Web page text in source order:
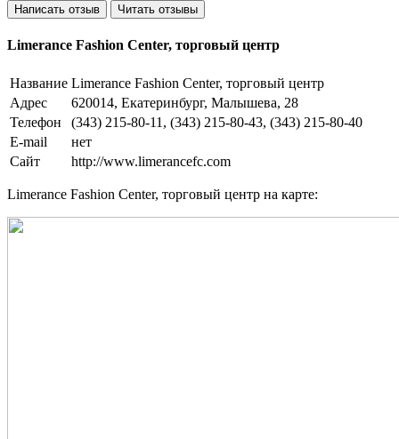
Написать отзыв Читать отзывы
Limerance Fashion Center, торговый центр
Название Limerance Fashion Center, торговый центр
Адрес
620014, Екатеринбург, Малышева, 28
Телефон
(343) 215-80-11, (343) 215-80-43, (343) 215-80-40
E-mail
нет
Сайт
http://www.limerancefc.com
Limerance Fashion Center, торговый центр на карте: